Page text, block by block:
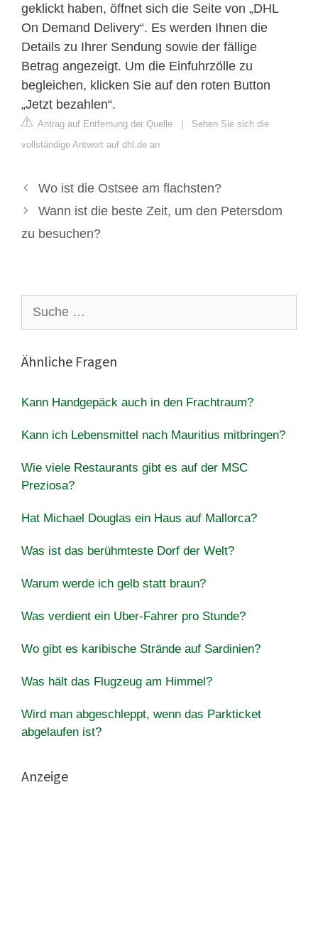
geklickt haben, öffnet sich die Seite von „DHL
On Demand Delivery“. Es werden Ihnen die
Details zu Ihrer Sendung sowie der fällige
Betrag angezeigt. Um die Einfuhrzölle zu
begleichen, klicken Sie auf den roten Button
„Jetzt bezahlen“.
Antrag auf Entfernung der Quelle | Sehen Sie sich die
vollständige Antwort auf dhl.de an
Wo ist die Ostsee am flachsten?
Wann ist die beste Zeit, um den Petersdom
zu besuchen?
nach:
Ähnliche Fragen
Kann Handgepäck auch in den Frachtraum?
Kann ich Lebensmittel nach Mauritius mitbringen?
Wie viele Restaurants gibt es auf der MSC
Preziosa?
Hat Michael Douglas ein Haus auf Mallorca?
Was ist das berühmteste Dorf der Welt?
Warum werde ich gelb statt braun?
Was verdient ein Uber-Fahrer pro Stunde?
Wo gibt es karibische Strände auf Sardinien?
Was hält das Flugzeug am Himmel?
Wird man abgeschleppt, wenn das Parkticket
abgelaufen ist?
Anzeige